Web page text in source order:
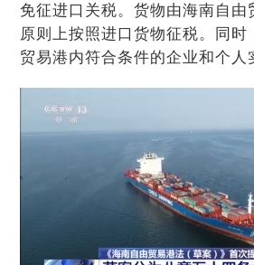
免征进口关税。货物由海南自由
原则上按照进口货物征税。同时
贸易港内符合条件的企业和个人